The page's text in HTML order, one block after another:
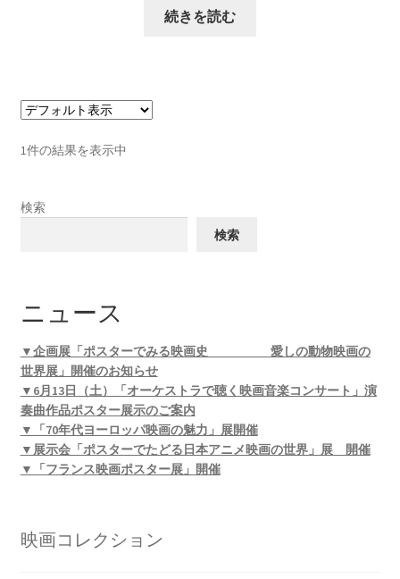
続きを読む
1件の結果を表示中
検索
検索
ニュース
▼企画展「ポスターでみる映画史 愛しの動物映画の
世界展」開催のお知らせ
▼6月13日（土）「オーケストラで聴く映画音楽コンサート」演
奏曲作品ポスター展示のご案内
▼「70年代ヨーロッパ映画の魅力」展開催
▼展示会「ポスターでたどる日本アニメ映画の世界」展 開催
▼「フランス映画ポスター展」開催
映画コレクション